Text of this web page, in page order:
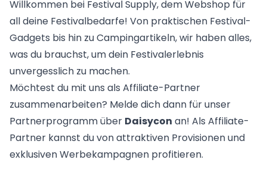
Willkommen bei Festival Supply, dem Webshop für
all deine Festivalbedarfe! Von praktischen Festival-
Gadgets bis hin zu Campingartikeln, wir haben alles,
was du brauchst, um dein Festivalerlebnis
unvergesslich zu machen.
Möchtest du mit uns als Affiliate-Partner
zusammenarbeiten? Melde dich dann für unser
Partnerprogramm über Daisycon an! Als Affiliate-
Partner kannst du von attraktiven Provisionen und
exklusiven Werbekampagnen profitieren.